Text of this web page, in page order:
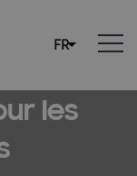
les